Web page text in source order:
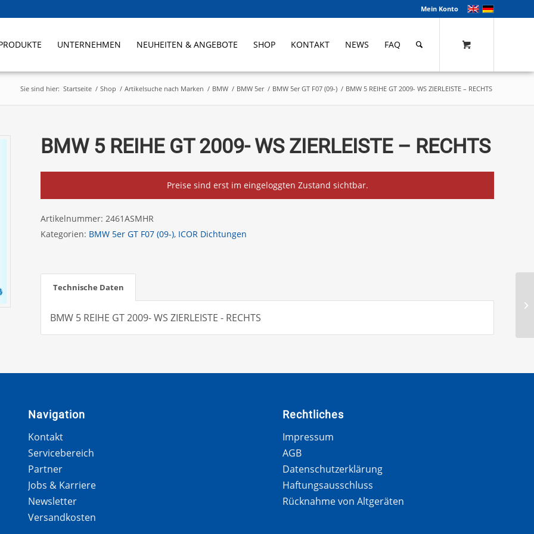
Mein Konto
UNTERNEHMEN NEUHEITEN & ANGEBOTE SHOP KONTAKT NEWS FAQ
Sie sind hier: Startseite / Shop / Artikelsuche nach Marken / BMW / BMW 5er / BMW 5er GT F07 (09-) / BMW 5 REIHE GT 2009- WS ZIERLEISTE – RECHTS
BMW 5 REIHE GT 2009- WS ZIERLEISTE – RECHTS
Preise sind erst im eingeloggten Zustand sichtbar.
Artikelnummer:2461ASMHR
Kategorien: BMW 5er GT F07 (09-), ICOR Dichtungen
Technische Daten
BMW 5 REIHE GT 2009- WS ZIERLEISTE - RECHTS
Navigation
Kontakt
Servicebereich
Partner
Jobs & Karriere
Newsletter
Versandkosten
Rechtliches
Impressum
AGB
Datenschutzerklärung
Haftungsausschluss
Rücknahme von Altgeräten